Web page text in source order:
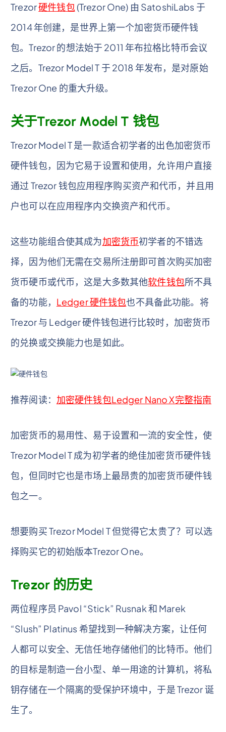
Trezor硬件钱包(Trezor One) 由 SatoshiLabs 于
2014 年创建，是世界上第一个加密货币硬件钱
包。Trezor 的想法始于 2011 年布拉格比特币会议
之后。Trezor Model T 于 2018 年发布，是对原始
Trezor One 的重大升级。
关于Trezor Model T 钱包
Trezor Model T 是一款适合初学者的出色加密货币
硬件钱包，因为它易于设置和使用，允许用户直接
通过 Trezor 钱包应用程序购买资产和代币，并且用
户也可以在应用程序内交换资产和代币。
这些功能组合使其成为加密货币初学者的不错选
择，因为他们无需在交易所注册即可首次购买加密
货币硬币或代币，这是大多数其他软件钱包所不具
备的功能， Ledger 硬件钱包也不具备此功能。将
Trezor 与 Ledger 硬件钱包进行比较时，加密货币
的兑换或交换能力也是如此。
推荐阅读： 加密硬件钱包Ledger Nano X完整指南
加密货币的易用性、易于设置和一流的安全性，使
Trezor Model T 成为初学者的绝佳加密货币硬件钱
包，但同时它也是市场上最昂贵的加密货币硬件钱
包之一。
想要购买 Trezor Model T 但觉得它太贵了？可以选
择购买它的初始版本Trezor One。
Trezor 的历史
两位程序员 Pavol “Stick” Rusnak 和 Marek
“Slush” Platinus 希望找到一种解决方案，让任何
人都可以安全、无信任地存储他们的比特币。他们
的目标是制造一台小型、单一用途的计算机，将私
钥存储在一个隔离的受保护环境中，于是 Trezor 诞
生了。